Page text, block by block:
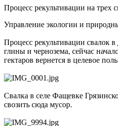
Процесс рекультивации на трех
Управление экологии и
Процесс рекультивации свалок
глины и чернозема, сейчас
гектаров вернется в целевое
Свалка в селе Фащевке
свозить сюда мусор.